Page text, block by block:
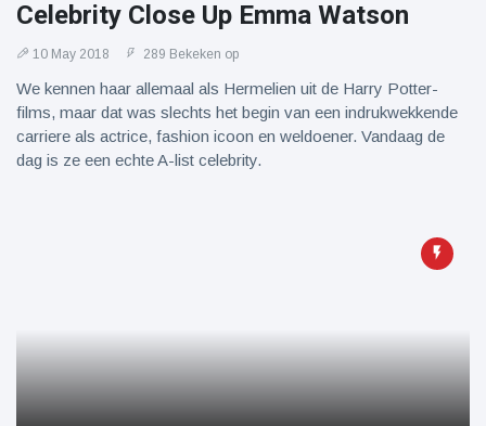
Celebrity Close Up Emma Watson
10 May 2018 289 Bekeken op
We kennen haar allemaal als Hermelien uit de Harry Potter-
films, maar dat was slechts het begin van een indrukwekkende
carriere als actrice, fashion icoon en weldoener. Vandaag de
dag is ze een echte A-list celebrity.